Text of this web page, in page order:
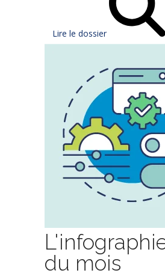
Lire le dossier
du mois